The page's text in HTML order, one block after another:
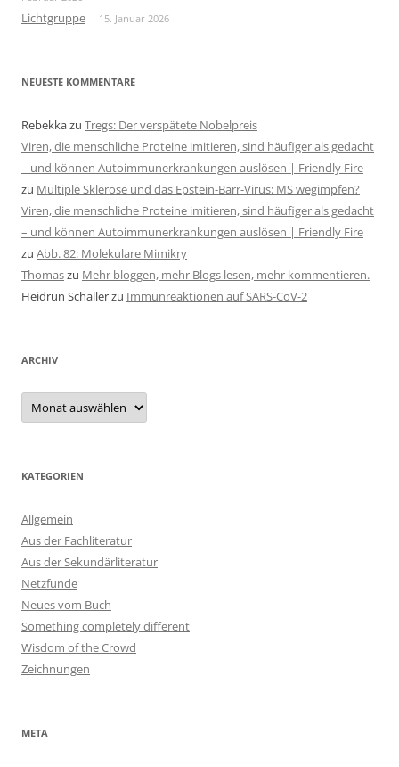
Lichtgruppe 15. Januar 2026
NEUESTE KOMMENTARE
Rebekkazu Tregs: Der verspätete Nobelpreis
Viren, die menschliche Proteine imitieren, sind häufiger als gedacht
– und können Autoimmunerkrankungen auslösen | Friendly Fire
zu Multiple Sklerose und das Epstein-Barr-Virus: MS wegimpfen?
Viren, die menschliche Proteine imitieren, sind häufiger als gedacht
– und können Autoimmunerkrankungen auslösen | Friendly Fire
zu Abb. 82: Molekulare Mimikry
Thomaszu Mehr bloggen, mehr Blogs lesen, mehr kommentieren.
Heidrun Schallerzu Immunreaktionen auf SARS-CoV-2
ARCHIV
Archiv
KATEGORIEN
Allgemein
Aus der Fachliteratur
Aus der Sekundärliteratur
Netzfunde
Neues vom Buch
Something completely different
Wisdom of the Crowd
Zeichnungen
META